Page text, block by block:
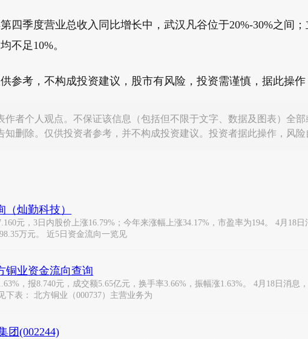
四季度营业总收入同比增长中，武汉凡谷位于20%-30%之间
不足10%。
参考，不构成投资建议，股市有风险，投资需谨慎，据此操作
作者个人观点。不保证该信息（包括但不限于文字、数据及图表）全
删除。仅供投资者参考，并不构成投资建议。投资者据此操作，风险
灿勤科技）
元，3日内股价上涨16.79%；今年来涨幅上涨34.17%，市盈率为194。 4月18
万元。 近5日资金流向一览见
铜业资金流向查询
，报8.740元，成交额5.65亿元，换手率3.66%，振幅涨1.63%。 4月18日消
下表： 北方铜业（000737）主营业务为
团(002244)